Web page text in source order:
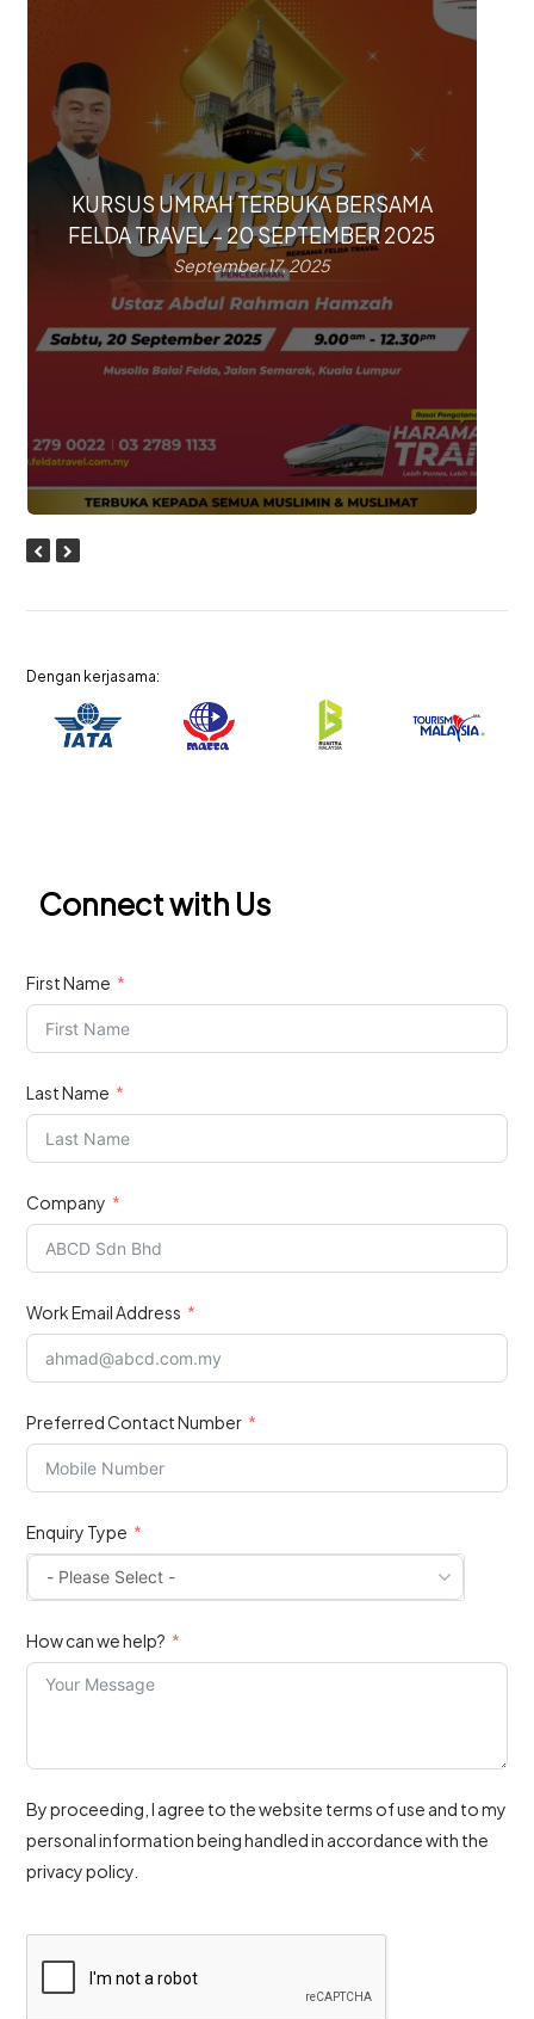
KURSUS UMRAH TERBUKA BERSAMA
FELDA TRAVEL – 20 SEPTEMBER 2025
September 17, 2025
Dengan kerjasama:
Connect with Us
First Name
Last Name
Company
Work Email Address
Preferred Contact Number
Enquiry Type
How can we help?
By proceeding, I agree to the website terms of use and to my
personal information being handled in accordance with the
privacy policy.